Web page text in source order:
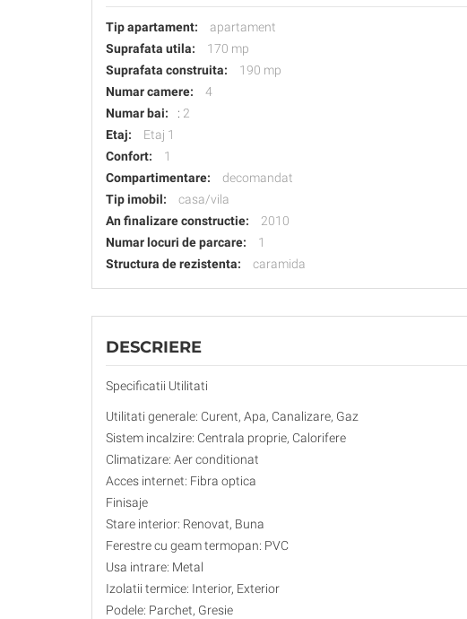
Tip apartament:
apartament
Suprafata utila:
170 mp
Suprafata construita:
190 mp
Numar camere:
4
Numar bai:
: 2
Etaj:
Etaj 1
Confort:
1
Compartimentare:
decomandat
Tip imobil:
casa/vila
An finalizare constructie:
2010
Numar locuri de parcare:
1
Structura de rezistenta:
caramida
DESCRIERE
Specificatii Utilitati
Utilitati generale: Curent, Apa, Canalizare, Gaz
Sistem incalzire: Centrala proprie, Calorifere
Climatizare: Aer conditionat
Acces internet: Fibra optica
Finisaje
Stare interior: Renovat, Buna
Ferestre cu geam termopan: PVC
Usa intrare: Metal
Izolatii termice: Interior, Exterior
Podele: Parchet, Gresie